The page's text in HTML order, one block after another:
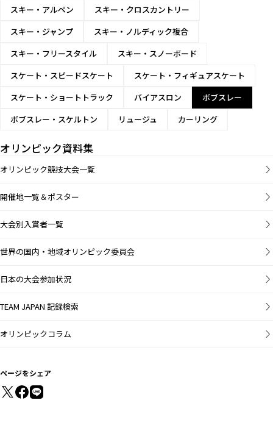
スキー・アルペン
スキー・クロスカントリー
スキー・ジャンプ
スキー・ノルディック複合
スキー・フリースタイル
スキー・スノーボード
スケート・スピードスケート
スケート・フィギュアスケート
スケート・ショートトラック
バイアスロン
ボブスレー
ボブスレー・スケルトン
リュージュ カーリング
オリンピック資料集
オリンピック競技大会一覧
開催地一覧＆ポスター
大会別入賞者一覧
世界の国内・地域オリンピック委員会
日本の大会参加状況
TEAM JAPAN 記録検索
オリンピックコラム
ページをシェア